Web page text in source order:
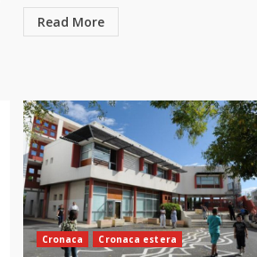
Read More
Cronaca Cronaca estera